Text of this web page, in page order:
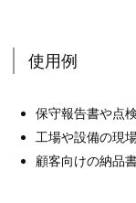
使用例
保守報告書や点
工場や設備の現
顧客向けの納品